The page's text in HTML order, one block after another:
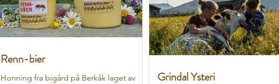
Renn-bier
Honning fra bigård på Berkåk laget av
Grindal Ysteri